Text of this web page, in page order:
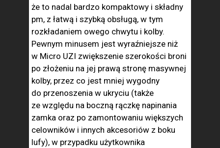
że to nadal bardzo kompaktowy i składny
pm, z łatwą i szybką obsługą, w tym
rozkładaniem owego chwytu i kolby.
Pewnym minusem jest wyraźniejsze niż
w Micro UZI zwiększenie szerokości broni
po złożeniu na jej prawą stronę masywnej
kolby, przez co jest mniej wygodny
do przenoszenia w ukryciu (także
ze względu na boczną rączkę napinania
zamka oraz po zamontowaniu większych
celowników i innych akcesoriów z boku
lufy), w przypadku użytkownika